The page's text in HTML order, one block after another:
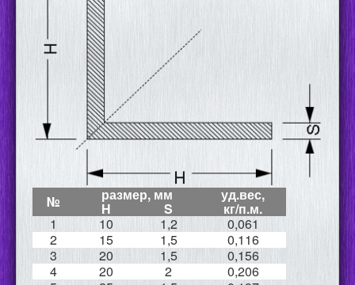
№ размер, мм уд.вес,
кг/п.м.
Н
S
1
10 1,2
0,061
2
15 1,5
0,116
3
20 1,5
0,156
4
20 2
0,206